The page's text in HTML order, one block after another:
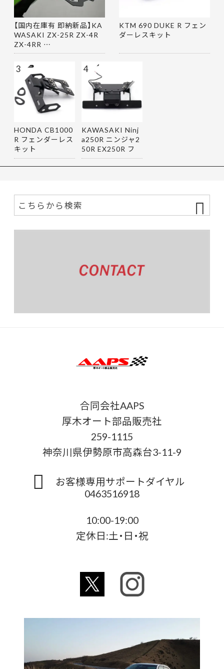
【国内在庫有 即納新品】KA
WASAKI ZX-25R ZX-4R
ZX-4RR …
KTM 690 DUKE R フェン
ダーレスキット
HONDA CB1000
R フェンダーレス
キット
3
KAWASAKI Ninj
a250R ニンジャ2
50R EX250R フ
ェンダーレス…
4
合同会社AAPS
厚木オート部品販売社
259-1115
神奈川県伊勢原市高森台3-11-9
お客様専用サポートダイヤル
0463516918
10:00-19:00
定休日:土・日・祝